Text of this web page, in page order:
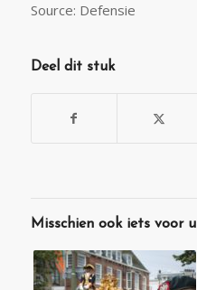
Source: Defensie
Deel dit stuk
Misschien ook iets voor u